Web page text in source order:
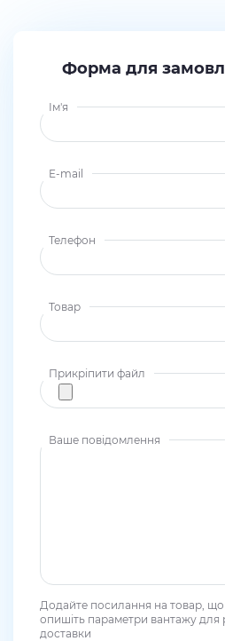
Форма для
Ім'я
E-mail
Телефон
Товар
Прикріпити файл
Ваше повідомлення
Додайте посилання на товар, що
опишіть параметри вантажу для
доставки